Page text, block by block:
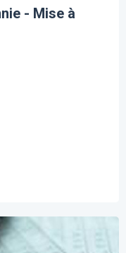
- Mise à